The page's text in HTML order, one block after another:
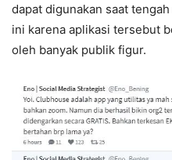
dapat digunakan saat
ini karena aplikasi tersebut
oleh banyak publik figur.